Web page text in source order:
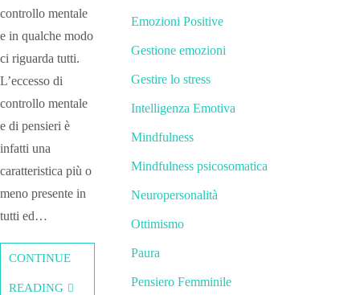
controllo mentale
e in qualche modo
ci riguarda tutti.
L’eccesso di
controllo mentale
e di pensieri è
infatti una
caratteristica più o
meno presente in
tutti ed…
CONTINUE
READING
Emozioni Positive
Gestione emozioni
Gestire lo stress
Intelligenza Emotiva
Mindfulness
Mindfulness psicosomatica
Neuropersonalità
Ottimismo
Paura
Pensiero Femminile